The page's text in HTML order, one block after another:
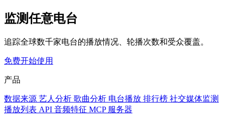
监测任意电台
追踪全球数千家电台的播放情况、轮播次数和受众覆盖。
免费开始使用
产品
数据来源 艺人分析 歌曲分析 电台播放 排行榜 社交媒体监测
播放列表 API 音频特征 MCP 服务器